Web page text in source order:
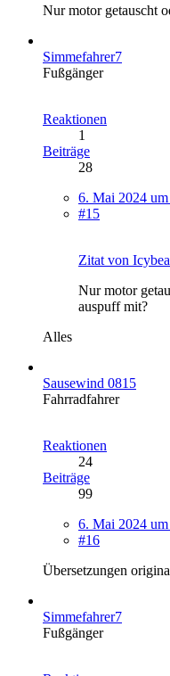
Nur motor getauscht
Simmefahrer7
Fußgänger
Reaktionen
1
Beiträge
28
6. Mai 2024
#15
Zitat von
Nur motor
auspuff mit?
Alles
Sausewind 0815
Fahrradfahrer
Reaktionen
24
Beiträge
99
6. Mai 2024
#16
Übersetzungen
Simmefahrer7
Fußgänger